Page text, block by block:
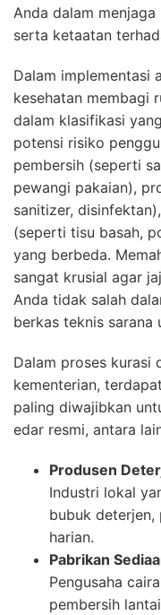
Anda dalam
serta ketaatan
Dalam implementasi
kesehatan membagi
dalam klasifikasi
potensi risiko
pembersih (seperti
pewangi pakaian),
sanitizer,
(seperti tisu basah,
yang berbeda.
sangat krusial agar
Anda tidak salah
berkas teknis sarana
Dalam proses kurasi
kementerian,
paling diwajibkan
edar resmi, antara
Produsen
Industri lokal
bubuk deterjen,
harian.
Pabrikan
Pengusaha
pembersih